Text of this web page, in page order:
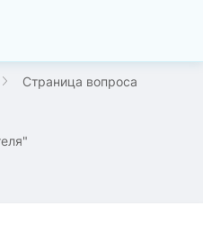
Страница вопроса